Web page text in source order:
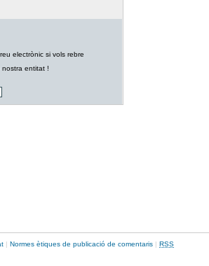
electrònic si vols rebre
nostra entitat !
| Normes ètiques de publicació de comentaris | RSS